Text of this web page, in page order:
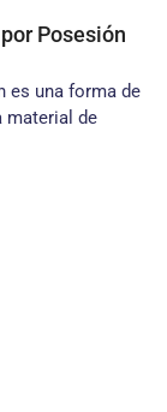
Posesión
es una forma de
material de